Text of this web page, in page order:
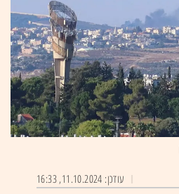
עודכן: 11.10.2024, 16:33